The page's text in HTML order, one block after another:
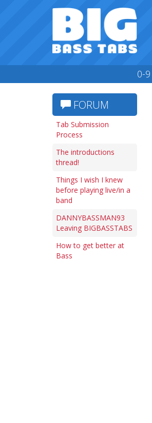
0-9
FORUM
Tab Submission
Process
The introductions
thread!
Things I wish I knew
before playing live/in a
band
DANNYBASSMAN93
Leaving BIGBASSTABS
How to get better at
Bass